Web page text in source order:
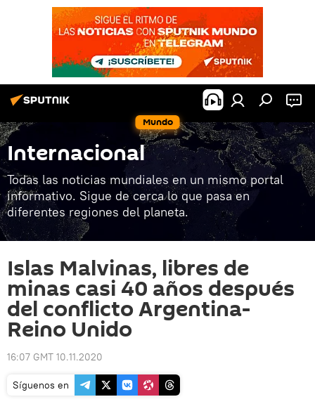
Mundo
Internacional
Todas las noticias mundiales en un mismo portal
informativo. Sigue de cerca lo que pasa en
diferentes regiones del planeta.
Islas Malvinas, libres de
minas casi 40 años después
del conflicto Argentina-
Reino Unido
16:07 GMT 10.11.2020
Síguenos en